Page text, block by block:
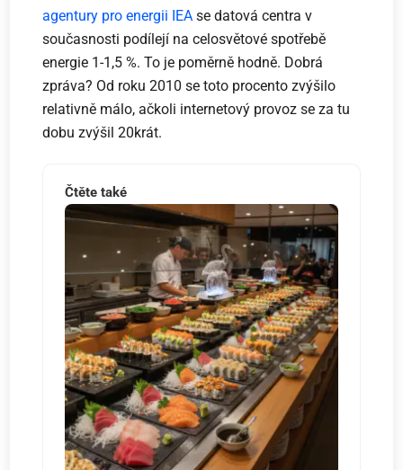
agentury pro energii IEA se datová centra v
současnosti podílejí na celosvětové spotřebě
energie 1-1,5 %. To je poměrně hodně. Dobrá
zpráva? Od roku 2010 se toto procento zvýšilo
relativně málo, ačkoli internetový provoz se za tu
dobu zvýšil 20krát.
Čtěte také